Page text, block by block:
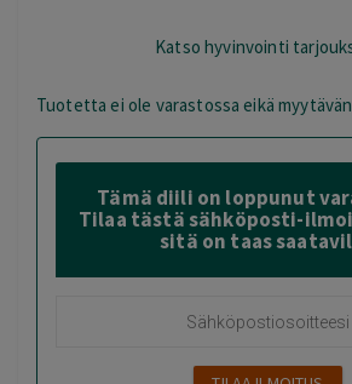
Katso hyvinvointi
Tuotetta ei ole varastossa eikä
Tämä diili on loppunut
Tilaa tästä sähköposti-
sitä on taas